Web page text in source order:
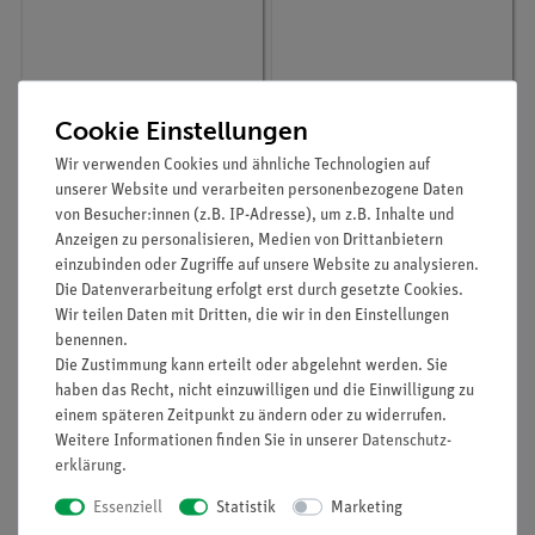
Manometer -1,0..0,6
bar
270,00 €
Gasbar
152,00 €
Cookie Einstellungen
Wir verwenden Cookies und ähnliche Technologien auf
unserer Website und verarbeiten personenbezogene Daten
von Besucher:innen (z.B. IP-Adresse), um z.B. Inhalte und
Anzeigen zu personalisieren, Medien von Drittanbietern
einzubinden oder Zugriffe auf unsere Website zu analysieren.
Die Datenverarbeitung erfolgt erst durch gesetzte Cookies.
Wir teilen Daten mit Dritten, die wir in den Einstellungen
benennen.
Die Zustimmung kann erteilt oder abgelehnt werden. Sie
haben das Recht, nicht einzuwilligen und die Einwilligung zu
einem späteren Zeitpunkt zu ändern oder zu widerrufen.
Weitere Informationen finden Sie in unserer Daten­schutz­
erklärung.
Essenziell Statistik Marketing